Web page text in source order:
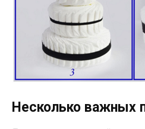
Несколько важных